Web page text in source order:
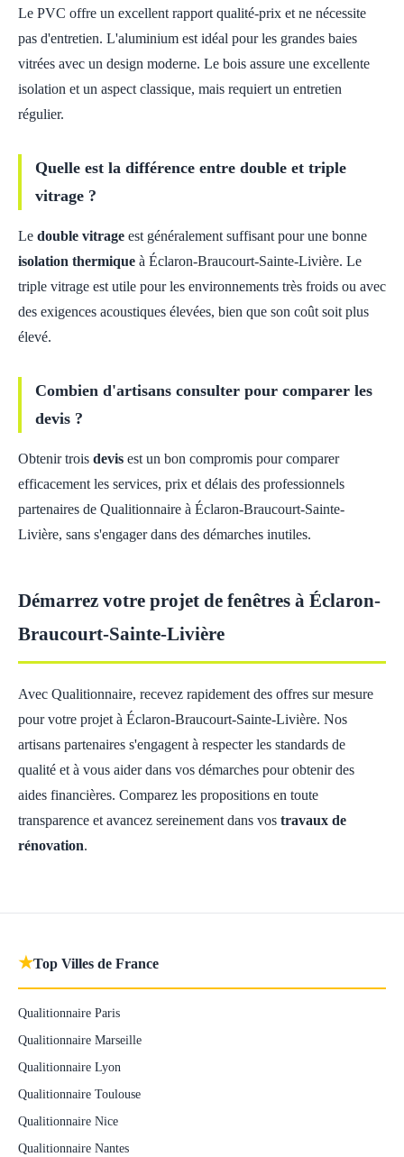
Le PVC offre un excellent rapport qualité-prix et ne nécessite
pas d'entretien. L'aluminium est idéal pour les grandes baies
vitrées avec un design moderne. Le bois assure une excellente
isolation et un aspect classique, mais requiert un entretien
régulier.
Quelle est la différence entre double et triple
vitrage ?
Le double vitrage est généralement suffisant pour une bonne
isolation thermique à Éclaron-Braucourt-Sainte-Livière. Le
triple vitrage est utile pour les environnements très froids ou avec
des exigences acoustiques élevées, bien que son coût soit plus
élevé.
Combien d'artisans consulter pour comparer les
devis ?
Obtenir trois devis est un bon compromis pour comparer
efficacement les services, prix et délais des professionnels
partenaires de Qualitionnaire à Éclaron-Braucourt-Sainte-
Livière, sans s'engager dans des démarches inutiles.
Démarrez votre projet de fenêtres à Éclaron-
Braucourt-Sainte-Livière
Avec Qualitionnaire, recevez rapidement des offres sur mesure
pour votre projet à Éclaron-Braucourt-Sainte-Livière. Nos
artisans partenaires s'engagent à respecter les standards de
qualité et à vous aider dans vos démarches pour obtenir des
aides financières. Comparez les propositions en toute
transparence et avancez sereinement dans vos travaux de
rénovation.
★Top Villes de France
Qualitionnaire Paris
Qualitionnaire Marseille
Qualitionnaire Lyon
Qualitionnaire Toulouse
Qualitionnaire Nice
Qualitionnaire Nantes